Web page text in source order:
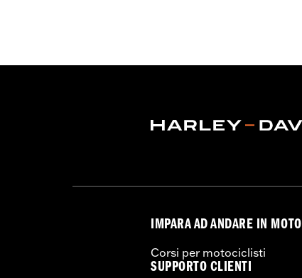
IMPARA AD ANDARE IN MOTO
Corsi per motociclisti
SUPPORTO CLIENTI